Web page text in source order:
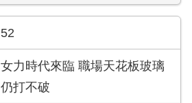
52
女力時代來臨 職場天花板玻璃
仍打不破